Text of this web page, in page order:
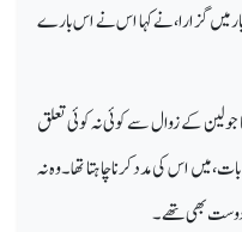
میں گزارا، نے کہا اس نے اس بارے
جولین کے زوال سے کوئی نہ کوئی تعلق
میں اس کی مدد کرنا چاہتا تھا۔ وہ نہ
بھی تھے۔